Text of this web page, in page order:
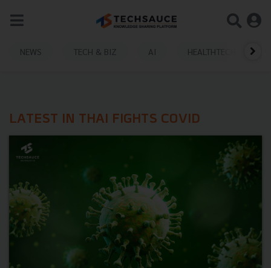
NEWS TECH & BIZ AI HEALTHTECH
LATEST IN THAI FIGHTS COVID